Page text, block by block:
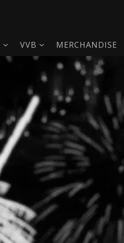
VVB MERCHANDISE